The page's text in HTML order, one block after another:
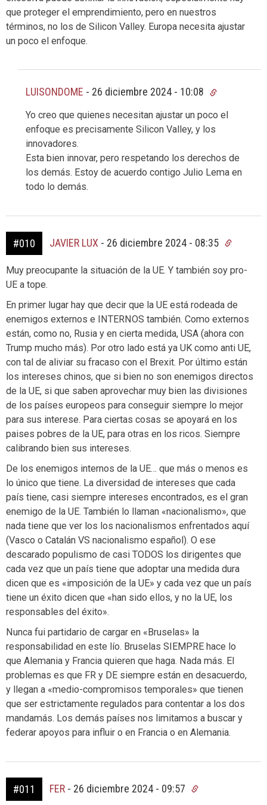
que proteger el emprendimiento, pero en nuestros
términos, no los de Silicon Valley. Europa necesita ajustar
un poco el enfoque.
LUISONDOME - 26 diciembre 2024 - 10:08
Yo creo que quienes necesitan ajustar un poco el
enfoque es precisamente Silicon Valley, y los
innovadores.
Esta bien innovar, pero respetando los derechos de
los demás. Estoy de acuerdo contigo Julio Lema en
todo lo demás.
#010 JAVIER LUX - 26 diciembre 2024 - 08:35
Muy preocupante la situación de la UE. Y también soy pro-
UE a tope.
En primer lugar hay que decir que la UE está rodeada de
enemigos externos e INTERNOS también. Como externos
están, como no, Rusia y en cierta medida, USA (ahora con
Trump mucho más). Por otro lado está ya UK como anti UE,
con tal de aliviar su fracaso con el Brexit. Por último están
los intereses chinos, que si bien no son enemigos directos
de la UE, si que saben aprovechar muy bien las divisiones
de los países europeos para conseguir siempre lo mejor
para sus interese. Para ciertas cosas se apoyará en los
paises pobres de la UE, para otras en los ricos. Siempre
calibrando bien sus intereses.
De los enemigos internos de la UE… que más o menos es
lo único que tiene. La diversidad de intereses que cada
país tiene, casi siempre intereses encontrados, es el gran
enemigo de la UE. También lo llaman «nacionalismo», que
nada tiene que ver los los nacionalismos enfrentados aquí
(Vasco o Catalán VS nacionalismo español). O ese
descarado populismo de casi TODOS los dirigentes que
cada vez que un país tiene que adoptar una medida dura
dicen que es «imposición de la UE» y cada vez que un país
tiene un éxito dicen que «han sido ellos, y no la UE, los
responsables del éxito».
Nunca fui partidario de cargar en «Bruselas» la
responsabilidad en este lío. Bruselas SIEMPRE hace lo
que Alemania y Francia quieren que haga. Nada más. El
problemas es que FR y DE siempre están en desacuerdo,
y llegan a «medio-compromisos temporales» que tienen
que ser estrictamente regulados para contentar a los dos
mandamás. Los demás países nos limitamos a buscar y
federar apoyos para influir o en Francia o en Alemania.
#011 FER - 26 diciembre 2024 - 09:57